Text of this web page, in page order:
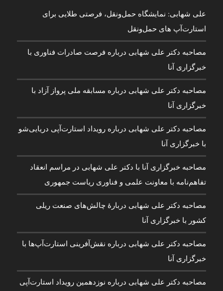
علی شهابی: نمایشگاه حمل‌ونقل، فرصتی طلایی برای
استارت‌آپ های حمل‌ونقل
مصاحبه دکتر علی شهابی درباره فرصت صادرات فناوری با
خبرگزاری آنا
مصاحبه دکتر علی شهابی درباره مسابقه ملی پرواز آزاد با
خبرگزاری آنا
مصاحبه دکتر علی شهابی درباره رویداد استارت‌آپی دریایی‌شو
با خبرگزاری آنا
مصاحبه خبرگزاری آنا با دکتر علی شهابی در مراسم انعقاد
تفاهم‌نامه با معاونت علمی و فناوری ریاست جمهوری
مصاحبه دکتر علی شهابی دربارۀ چالش‌های صنعت ریلی
کشور با خبرگزاری آنا
مصاحبه دکتر علی شهابی درباره نقش‌آفرینی استارت‌آپ‌ها با
خبرگزاری آنا
مصاحبه دکتر علی شهابی درباره نوزدهمین رویداد استارت‌آپی